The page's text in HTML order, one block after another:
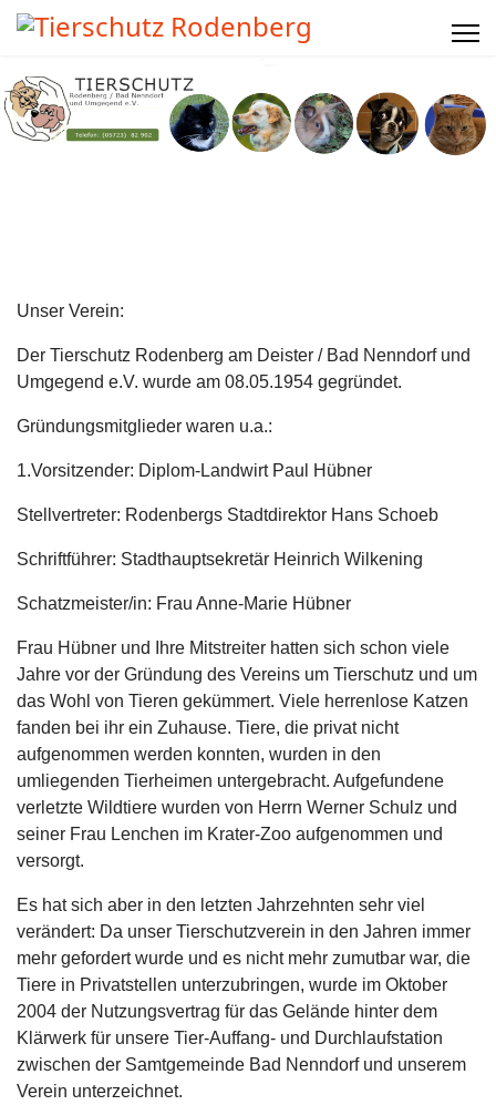
Unser Verein:
Der Tierschutz Rodenberg am Deister / Bad Nenndorf und
Umgegend e.V. wurde am 08.05.1954 gegründet.
Gründungsmitglieder waren u.a.:
1.Vorsitzender: Diplom-Landwirt Paul Hübner
Stellvertreter: Rodenbergs Stadtdirektor Hans Schoeb
Schriftführer: Stadthauptsekretär Heinrich Wilkening
Schatzmeister/in: Frau Anne-Marie Hübner
Frau Hübner und Ihre Mitstreiter hatten sich schon viele
Jahre vor der Gründung des Vereins um Tierschutz und um
das Wohl von Tieren gekümmert. Viele herrenlose Katzen
fanden bei ihr ein Zuhause. Tiere, die privat nicht
aufgenommen werden konnten, wurden in den
umliegenden Tierheimen untergebracht. Aufgefundene
verletzte Wildtiere wurden von Herrn Werner Schulz und
seiner Frau Lenchen im Krater-Zoo aufgenommen und
versorgt.
Es hat sich aber in den letzten Jahrzehnten sehr viel
verändert: Da unser Tierschutzverein in den Jahren immer
mehr gefordert wurde und es nicht mehr zumutbar war, die
Tiere in Privatstellen unterzubringen, wurde im Oktober
2004 der Nutzungsvertrag für das Gelände hinter dem
Klärwerk für unsere Tier-Auffang- und Durchlaufstation
zwischen der Samtgemeinde Bad Nenndorf und unserem
Verein unterzeichnet.